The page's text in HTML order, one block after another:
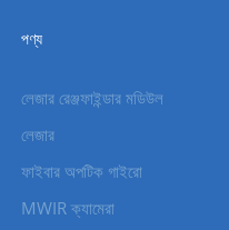
পণ্য
লেজার রেঞ্জফাইন্ডার মডিউল
লেজার
ফাইবার অপটিক গাইরো
MWIR ক্যামেরা